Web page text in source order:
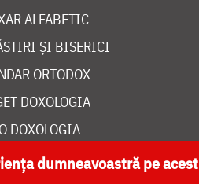
ALFABETIC
ȘI BISERICI
ORTODOX
DOXOLOGIA
DOXOLOGIA
dumneavoastră pe acest